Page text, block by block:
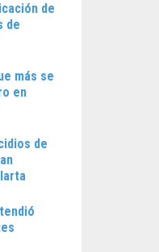
de
de
más se
en
de